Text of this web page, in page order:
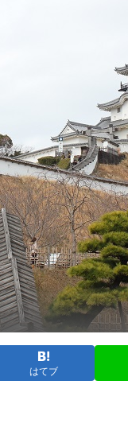
はてブ